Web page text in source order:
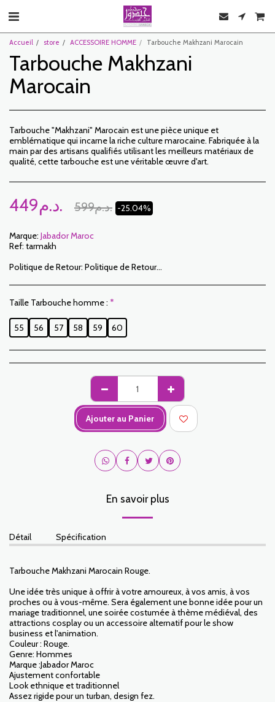
Accueil store ACCESSOIRE HOMME Tarbouche Makhzani Marocain
Tarbouche Makhzani
Marocain
Tarbouche "Makhzani" Marocain est une pièce unique et
emblématique qui incarne la riche culture marocaine. Fabriquée à la
main par des artisans qualifiés utilisant les meilleurs matériaux de
qualité, cette tarbouche est une véritable œuvre d'art.
449 د.م. 599 د.م. -25.04%
Marque: Jabador Maroc
Ref: tarmakh
Politique de Retour: Politique de Retour: Le Client dispose d’un délai de 7 jours ouvrables à compter de la date de réception pour retourner des articles commandés soit pour être remboursé soit pour un échange. Seuls les articles retournés dans les délais, dans leur emballage d’origine, non-lavés, non-portés pourront faire l’objet d’un échange. Pour faire un retour, prière de nous notifier aux adresses suivantes : jabadormaroc17@gmail.com/ jabador.maroc@gmail.com Chaque échange ou retour doit être accompagné de votre numéro de téléphone ainsi que de votre souhait d’échange. Les frais de retour sont à la charge du Client. Le Client devra organiser le transport par ses propres moyens . En cas de retour, et après réception de la marchandise par JABADOR MAROC , le client sera remboursé dans un délai de 10 jours. Les cas ou les produits peuvent être échangés : – Erreur de la taille commandée (taille livrée différente de la taille commandée) – Erreur sur la couleur commandée (couleur livrée différente de la taille commandée) Les cas ou les produits peuvent être remboursées : – Erreur de la taille ou de la couleur commandée suivi d’une rupture de stock – Dans les cas précités les produits doivent nous être retournés dans l’état dans lequel vous les avez reçus avec l’ensemble des éléments (accessoires, emballage, notice…). Le remboursement se fera par versement ou virement bancaire. Les produits en solde ou en promotion ne peuvent faire l’objet d’un retour ou échange.
Taille Tarbouche homme : *
55 56 57 58 59 60
Ajouter au Panier
En savoir plus
Détail Spécification
Tarbouche Makhzani Marocain Rouge.
Une idée très unique à offrir à votre amoureux, à vos amis, à vos
proches ou à vous-même. Sera également une bonne idée pour un
mariage traditionnel, une soirée costumée à thème médiéval, des
attractions cosplay ou un accessoire alternatif pour le show
business et l'animation.
Couleur : Rouge.
Genre: Hommes
Marque :Jabador Maroc
Ajustement confortable
Look ethnique et traditionnel
Assez rigide pour un turban, design fez.